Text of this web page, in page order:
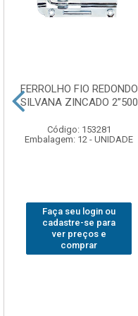
FERROLHO FIO REDONDO
SILVANA ZINCADO 2”500
Código: 153281
Embalagem: 12 - UNIDADE
Faça seu login ou
cadastre-se para
ver preços e
comprar